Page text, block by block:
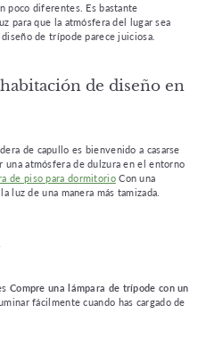
poco diferentes. Es bastante
para que la atmósfera del lugar sea
de trípode parece juiciosa.
de diseño en
de capullo es bienvenido a casarse
una atmósfera de dulzura en el entorno
de piso para dormitorioCon una
luz de una manera más tamizada.
Compre una lámpara de trípode con un
fácilmente cuando has cargado de